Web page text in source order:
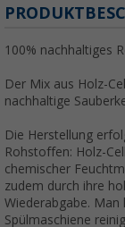
100% nachhaltiges
Der Mix aus Holz-
nachhaltige
Die Herstellung
Rohstoffen: Holz-
chemischer
zudem durch ihre
Wiederabgabe. Man
Spülmaschiene